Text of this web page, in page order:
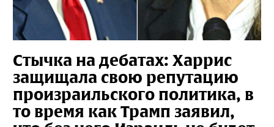
Стычка на дебатах: Харрис
защищала свою репутацию
произраильского политика, в
то время как Трамп заявил,